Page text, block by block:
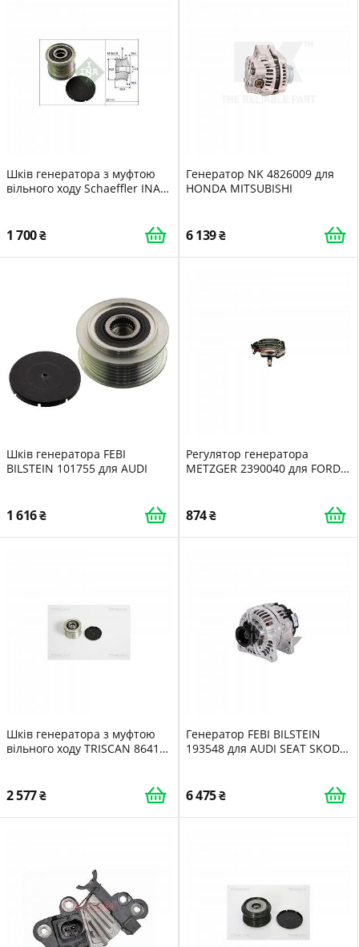
Шків генератора з муфтою
вільного ходу Schaeffler INA
1 700
Генератор NK 4826009 для
HONDA MITSUBISHI
6 139
Шків генератора FEBI
BILSTEIN 101755 для AUDI
1 616
Регулятор генератора
METZGER 2390040 для FORD
874
Шків генератора з муфтою
вільного ходу TRISCAN 8641
2 577
Генератор FEBI BILSTEIN
193548 для AUDI SEAT SKODA
6 475